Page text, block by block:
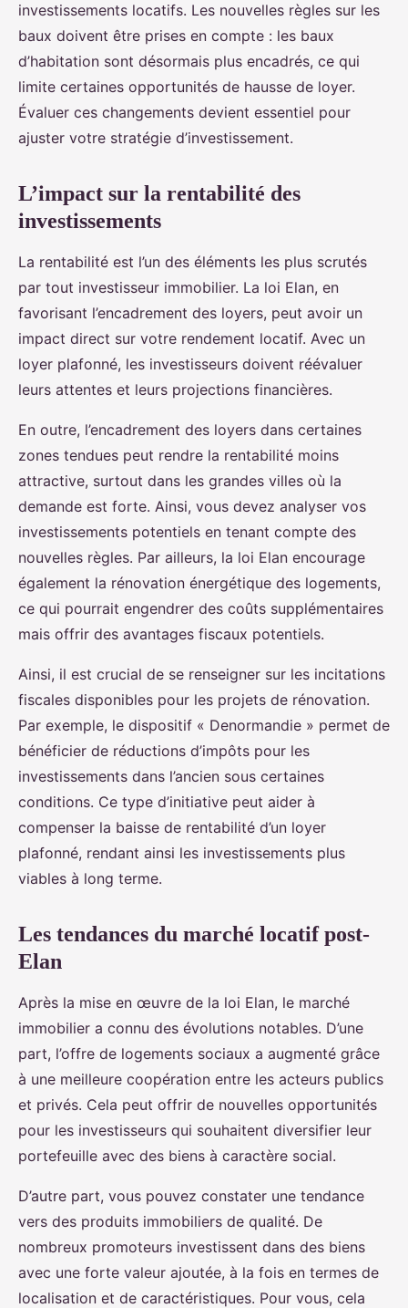
investissements locatifs. Les nouvelles règles sur les
baux doivent être prises en compte : les baux
d’habitation sont désormais plus encadrés, ce qui
limite certaines opportunités de hausse de loyer.
Évaluer ces changements devient essentiel pour
ajuster votre stratégie d’investissement.
L’impact sur la rentabilité des
investissements
La rentabilité est l’un des éléments les plus scrutés
par tout investisseur immobilier. La loi Elan, en
favorisant l’encadrement des loyers, peut avoir un
impact direct sur votre rendement locatif. Avec un
loyer plafonné, les investisseurs doivent réévaluer
leurs attentes et leurs projections financières.
En outre, l’encadrement des loyers dans certaines
zones tendues peut rendre la rentabilité moins
attractive, surtout dans les grandes villes où la
demande est forte. Ainsi, vous devez analyser vos
investissements potentiels en tenant compte des
nouvelles règles. Par ailleurs, la loi Elan encourage
également la rénovation énergétique des logements,
ce qui pourrait engendrer des coûts supplémentaires
mais offrir des avantages fiscaux potentiels.
Ainsi, il est crucial de se renseigner sur les incitations
fiscales disponibles pour les projets de rénovation.
Par exemple, le dispositif « Denormandie » permet de
bénéficier de réductions d’impôts pour les
investissements dans l’ancien sous certaines
conditions. Ce type d’initiative peut aider à
compenser la baisse de rentabilité d’un loyer
plafonné, rendant ainsi les investissements plus
viables à long terme.
Les tendances du marché locatif post-
Elan
Après la mise en œuvre de la loi Elan, le marché
immobilier a connu des évolutions notables. D’une
part, l’offre de logements sociaux a augmenté grâce
à une meilleure coopération entre les acteurs publics
et privés. Cela peut offrir de nouvelles opportunités
pour les investisseurs qui souhaitent diversifier leur
portefeuille avec des biens à caractère social.
D’autre part, vous pouvez constater une tendance
vers des produits immobiliers de qualité. De
nombreux promoteurs investissent dans des biens
avec une forte valeur ajoutée, à la fois en termes de
localisation et de caractéristiques. Pour vous, cela